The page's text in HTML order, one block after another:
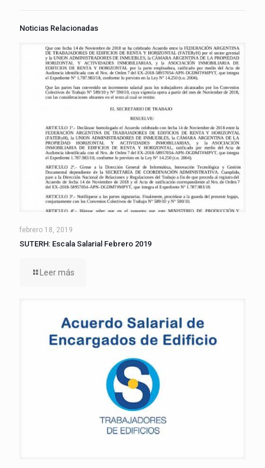
Noticias Relacionadas
febrero 18, 2019
SUTERH: Escala Salarial Febrero 2019
Leer más